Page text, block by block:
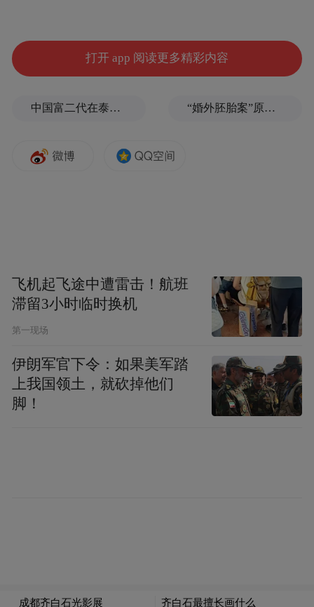
步入“五出五归”数字单元，一幅巨型的数字
画卷和地图呈现在观众眼前。王亚楠解读
八大山人等古人的真迹，理清中国画的历史
画，以及他从“师法古人”到“师法自然”的艺
术转化过程。另一数字单元“一花一世界”则
借助圆形互动装置，立体展现齐白石衰年变
“我们以四季为主题，精选玉兰、紫藤、荷
花、秋虫等齐白石经典题材作品，让观众看
保严谨的学术性和高水准的艺术呈现，更力
打开 app 阅读更多精彩内容
中国富二代在泰国被杀，嫌犯自首后称“在女友浴室看见他”，真相却没这么简单 “婚外胚胎案”原配妻子求助律师：如何核实胚胎已销毁？伪造结婚证算重婚吗？医院的责任边界在哪？
飞机起飞途中遭雷击！航班
滞留3小时临时换机
第一现场
伊朗军官下令：如果美军踏
上我国领土，就砍掉他们
脚！